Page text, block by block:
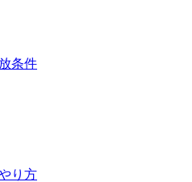
条件
り方